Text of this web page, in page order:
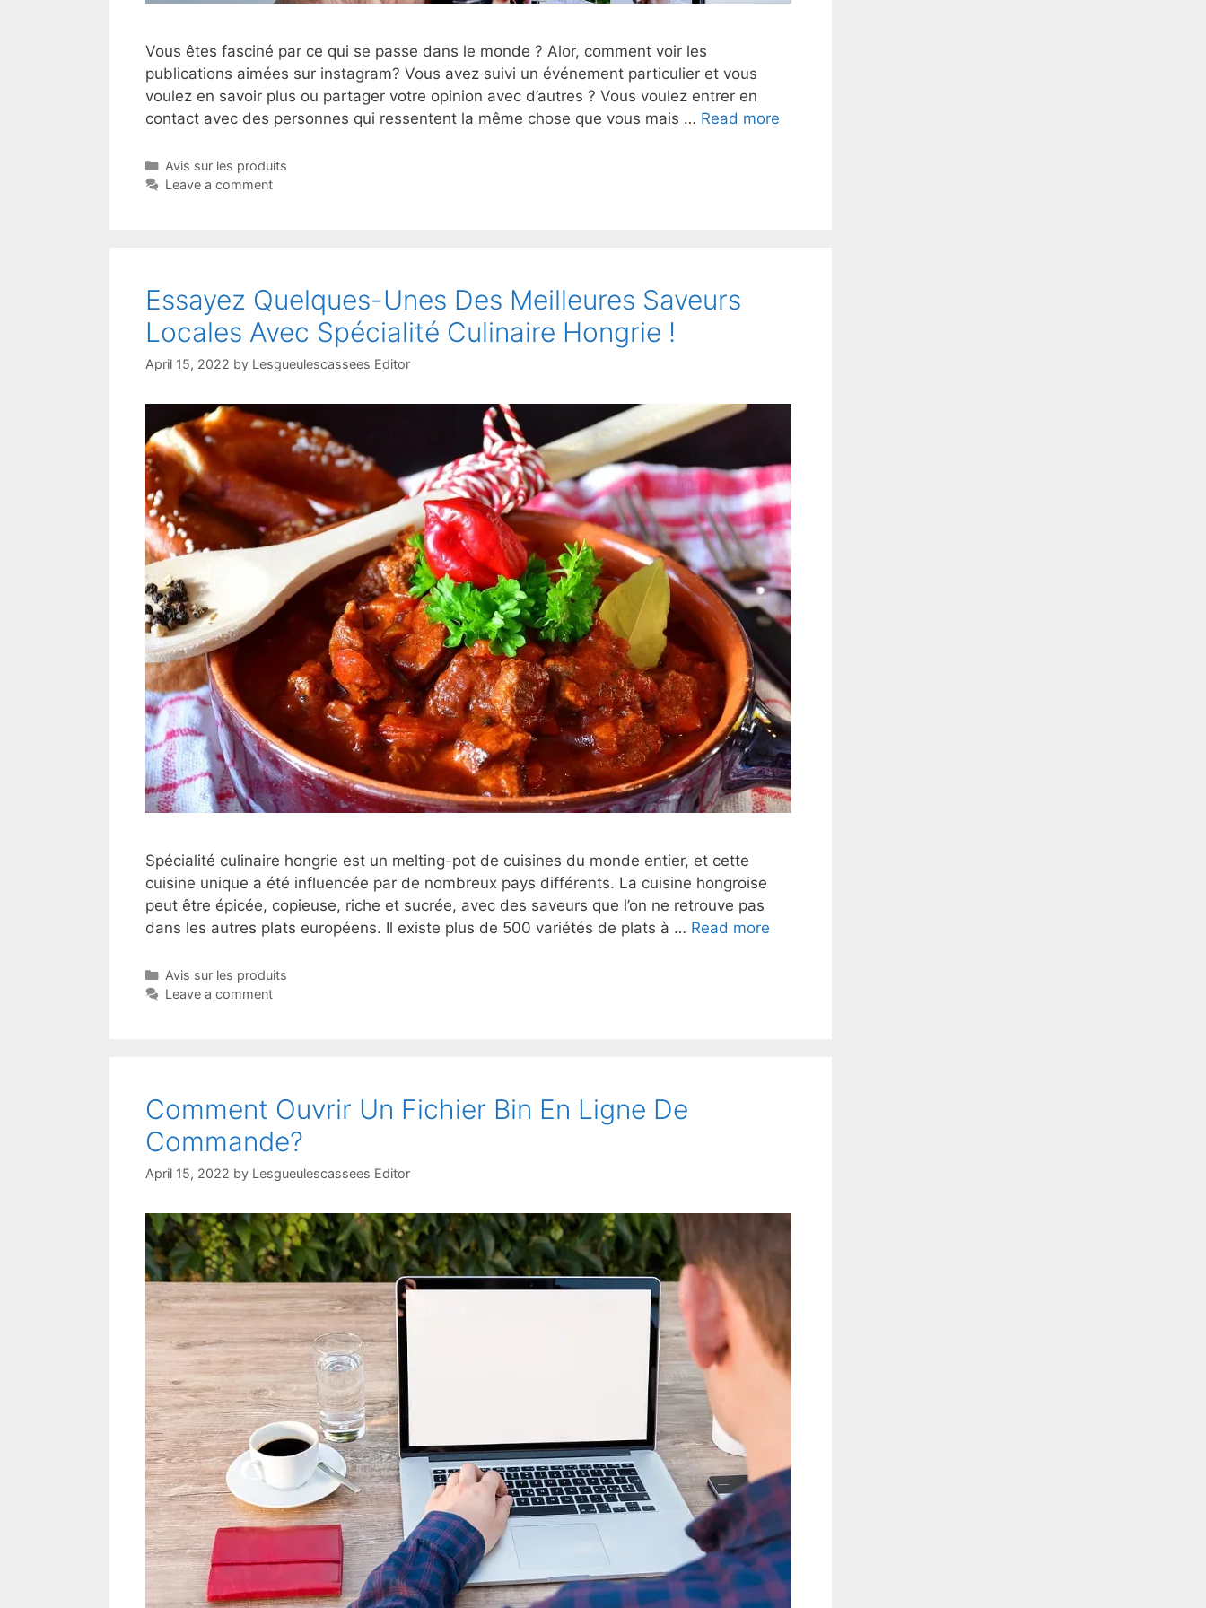
Vous êtes fasciné par ce qui se passe dans le monde ? Alor, comment voir les
publications aimées sur instagram? Vous avez suivi un événement particulier et vous
voulez en savoir plus ou partager votre opinion avec d’autres ? Vous voulez entrer en
contact avec des personnes qui ressentent la même chose que vous mais … Read more
Avis sur les produits
Leave a comment
Essayez Quelques-Unes Des Meilleures Saveurs
Locales Avec Spécialité Culinaire Hongrie !
April 15, 2022 by Lesgueulescassees Editor
Spécialité culinaire hongrie est un melting-pot de cuisines du monde entier, et cette
cuisine unique a été influencée par de nombreux pays différents. La cuisine hongroise
peut être épicée, copieuse, riche et sucrée, avec des saveurs que l’on ne retrouve pas
dans les autres plats européens. Il existe plus de 500 variétés de plats à … Read more
Avis sur les produits
Leave a comment
Comment Ouvrir Un Fichier Bin En Ligne De
Commande?
April 15, 2022 by Lesgueulescassees Editor